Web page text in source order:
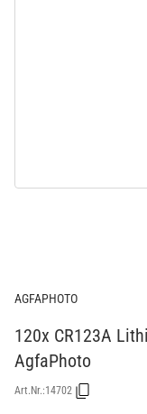
AGFAPHOTO
120x CR123A
AgfaPhoto
Art.Nr.:14702